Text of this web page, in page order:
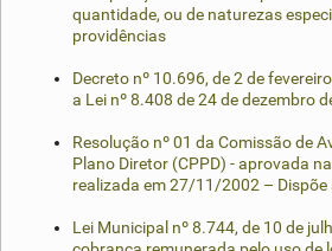
quantidade, ou de naturezas
providências
Decreto nº 10.696, de 2 de
a Lei nº 8.408 de 24 de dezembro
Resolução nº 01 da Comissão de
Plano Diretor (CPPD) - aprovada
realizada em 27/11/2002 – Dispõe
Lei Municipal nº 8.744, de 10 de